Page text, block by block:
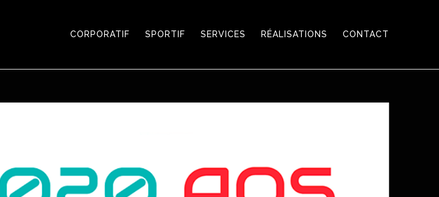
CORPORATIF SPORTIF SERVICES RÉALISATIONS CONTACT